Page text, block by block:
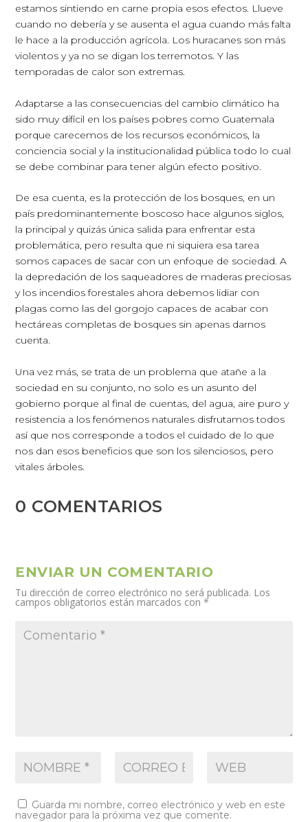
estamos sintiendo en carne propia esos efectos. Llueve
cuando no debería y se ausenta el agua cuando más falta
le hace a la producción agrícola. Los huracanes son más
violentos y ya no se digan los terremotos. Y las
temporadas de calor son extremas.
Adaptarse a las consecuencias del cambio climático ha
sido muy difícil en los países pobres como Guatemala
porque carecemos de los recursos económicos, la
conciencia social y la institucionalidad pública todo lo cual
se debe combinar para tener algún efecto positivo.
De esa cuenta, es la protección de los bosques, en un
país predominantemente boscoso hace algunos siglos,
la principal y quizás única salida para enfrentar esta
problemática, pero resulta que ni siquiera esa tarea
somos capaces de sacar con un enfoque de sociedad. A
la depredación de los saqueadores de maderas preciosas
y los incendios forestales ahora debemos lidiar con
plagas como las del gorgojo capaces de acabar con
hectáreas completas de bosques sin apenas darnos
cuenta.
Una vez más, se trata de un problema que atañe a la
sociedad en su conjunto, no solo es un asunto del
gobierno porque al final de cuentas, del agua, aire puro y
resistencia a los fenómenos naturales disfrutamos todos
así que nos corresponde a todos el cuidado de lo que
nos dan esos beneficios que son los silenciosos, pero
vitales árboles.
0 COMENTARIOS
ENVIAR UN COMENTARIO
Tu dirección de correo electrónico no será publicada. Los
campos obligatorios están marcados con*
Guarda mi nombre, correo electrónico y web en este
navegador para la próxima vez que comente.